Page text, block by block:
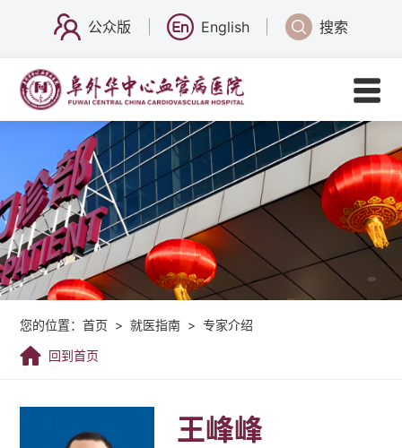
公众版 English 搜索
您的位置：首页 > 就医指南 > 专家介绍
回到首页
王峰峰